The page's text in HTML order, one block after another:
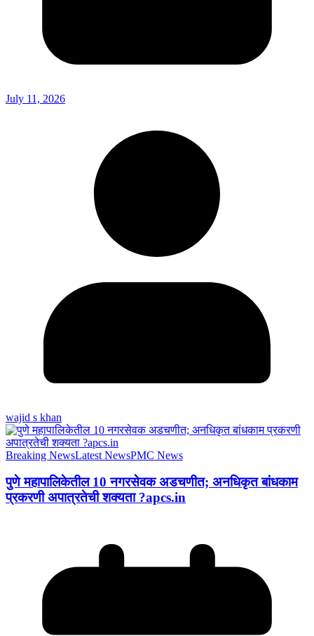
July 11, 2026
wajid s khan
Breaking NewsLatest NewsPMC News
पुणे महापालिकेतील 10 नगरसेवक अडचणीत; अनधिकृत बांधकाम
प्रकरणी अपात्रतेची शक्यता ?apcs.in